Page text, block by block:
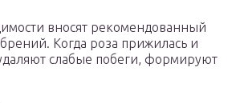
вносят рекомендованный
Когда роза прижилась и
слабые побеги, формируют